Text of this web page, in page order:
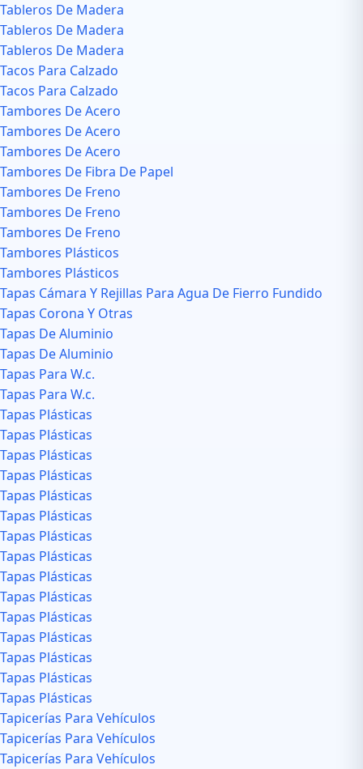
Tableros De Madera
Tableros De Madera
Tableros De Madera
Tacos Para Calzado
Tacos Para Calzado
Tambores De Acero
Tambores De Acero
Tambores De Acero
Tambores De Fibra De Papel
Tambores De Freno
Tambores De Freno
Tambores De Freno
Tambores Plásticos
Tambores Plásticos
Tapas Cámara Y Rejillas Para Agua De Fierro Fundido
Tapas Corona Y Otras
Tapas De Aluminio
Tapas De Aluminio
Tapas Para W.c.
Tapas Para W.c.
Tapas Plásticas
Tapas Plásticas
Tapas Plásticas
Tapas Plásticas
Tapas Plásticas
Tapas Plásticas
Tapas Plásticas
Tapas Plásticas
Tapas Plásticas
Tapas Plásticas
Tapas Plásticas
Tapas Plásticas
Tapas Plásticas
Tapas Plásticas
Tapas Plásticas
Tapicerías Para Vehículos
Tapicerías Para Vehículos
Tapicerías Para Vehículos